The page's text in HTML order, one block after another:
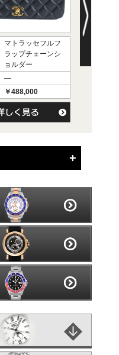
マトラッセフルフ
ラップチェーンシ
ョルダー
―
￥488,000